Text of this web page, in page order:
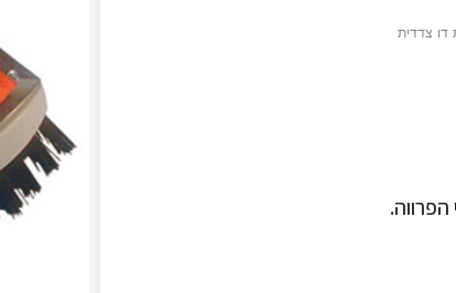
צדדית